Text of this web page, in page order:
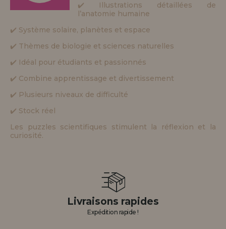
✔️ Illustrations détaillées de
l’anatomie humaine
✔️ Système solaire, planètes et espace
✔️ Thèmes de biologie et sciences naturelles
✔️ Idéal pour étudiants et passionnés
✔️ Combine apprentissage et divertissement
✔️ Plusieurs niveaux de difficulté
✔️ Stock réel
Les puzzles scientifiques stimulent la réflexion et la
curiosité.
Livraisons rapides
Expédition rapide !